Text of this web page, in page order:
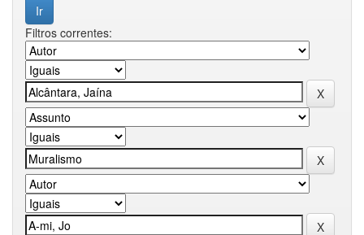
Filtros correntes: